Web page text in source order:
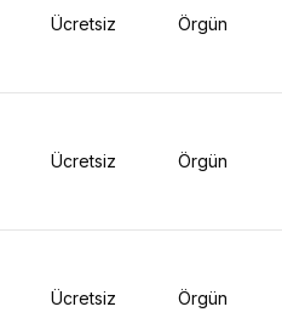
Ücretsiz Örgün
Ücretsiz Örgün
Ücretsiz Örgün